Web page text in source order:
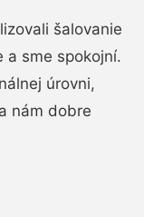
šalovanie
a sme spokojní.
úrovni,
nám dobre